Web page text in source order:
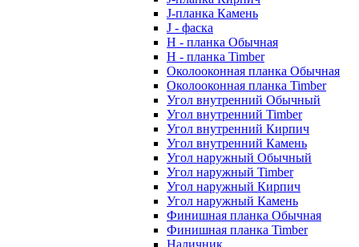
J-планка Камень
J - фаска
Н - планка Обычная
Н - планка Timber
Околооконная планка Обычная
Околооконная планка Timber
Угол внутренний Обычный
Угол внутренний Timber
Угол внутренний Кирпич
Угол внутренний Камень
Угол наружный Обычный
Угол наружный Timber
Угол наружный Кирпич
Угол наружный Камень
Финишная планка Обычная
Финишная планка Timber
Наличник